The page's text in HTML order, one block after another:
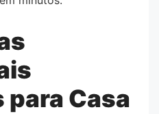
Casa